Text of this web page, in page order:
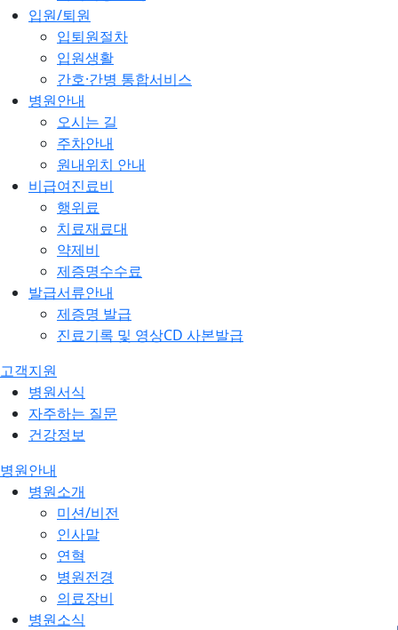
입원/퇴원
입퇴원절차
입원생활
간호·간병 통합서비스
병원안내
오시는 길
주차안내
원내위치 안내
비급여진료비
행위료
치료재료대
약제비
제증명수수료
발급서류안내
제증명 발급
진료기록 및 영상CD 사본발급
고객지원
병원서식
자주하는 질문
건강정보
병원안내
병원소개
미션/비전
인사말
연혁
병원전경
의료장비
병원소식